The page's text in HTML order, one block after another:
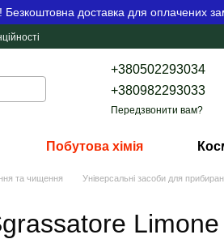
доставка для оплачених
+380502293034
+380982293033
Передзвонити вам?
Побутова хімія
та чищення
Універсальні засоби для